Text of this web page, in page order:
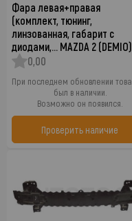
Фара левая+правая
(комплект, тюнинг,
линзованная, габарит с
диодами,… MAZDA 2 (DEMIO)
0,00
При последнем обновлении
был в наличии.
Возможно он появился.
Проверить наличие